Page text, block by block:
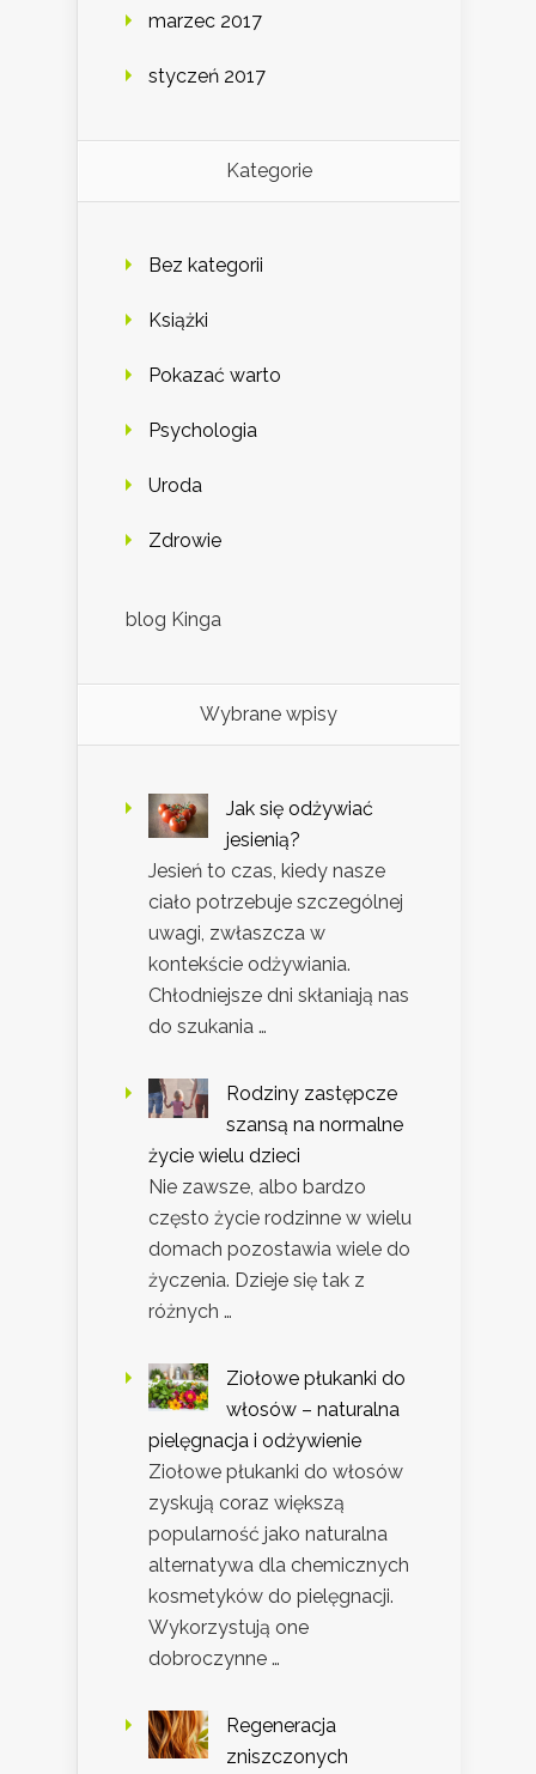
marzec 2017
styczeń 2017
Kategorie
Bez kategorii
Książki
Pokazać warto
Psychologia
Uroda
Zdrowie
blog Kinga
Wybrane wpisy
Jak się odżywiać
jesienią?
Jesień to czas, kiedy nasze
ciało potrzebuje szczególnej
uwagi, zwłaszcza w
kontekście odżywiania.
Chłodniejsze dni skłaniają nas
do szukania …
Rodziny zastępcze
szansą na normalne
życie wielu dzieci
Nie zawsze, albo bardzo
często życie rodzinne w wielu
domach pozostawia wiele do
życzenia. Dzieje się tak z
różnych …
Ziołowe płukanki do
włosów – naturalna
pielęgnacja i odżywienie
Ziołowe płukanki do włosów
zyskują coraz większą
popularność jako naturalna
alternatywa dla chemicznych
kosmetyków do pielęgnacji.
Wykorzystują one
dobroczynne …
Regeneracja
zniszczonych